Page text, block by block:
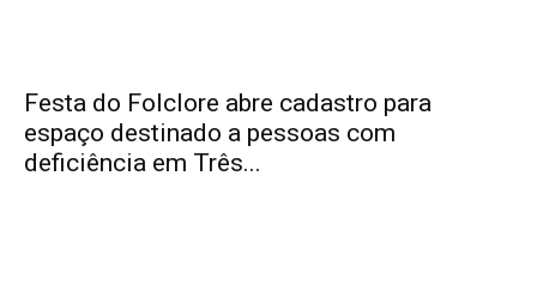
Festa do Folclore abre cadastro para
espaço destinado a pessoas com
deficiência em Três...